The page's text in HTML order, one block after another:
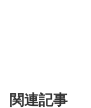
関連記事